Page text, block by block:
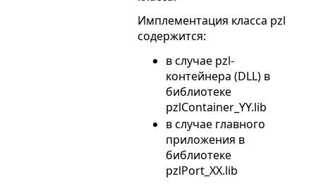
Имплементация класса pzl
содержится:
в случае pzl-
контейнера (DLL) в
библиотеке
pzlContainer_YY.lib
в случае главного
приложения в
библиотеке
pzlPort_XX.lib